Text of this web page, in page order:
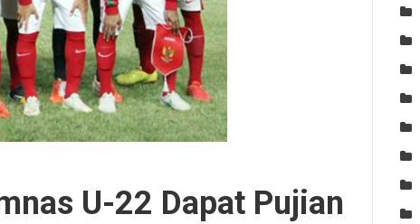
U-22 Dapat Pujian